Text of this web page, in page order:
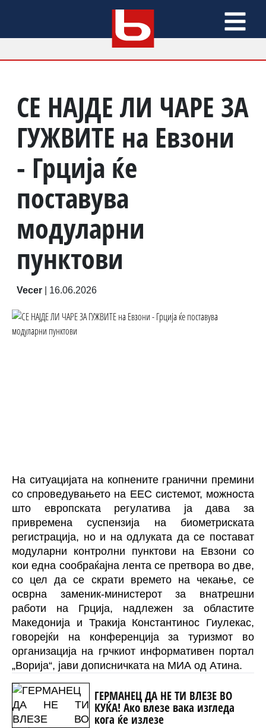
СЕ НАЈДЕ ЛИ ЧАРЕ ЗА
ГУЖВИТЕ на Евзони
- Грција ќе
поставува
модуларни
пунктови
Vecer 16.06.2026
На ситуацијата на копнените гранични премини
со спроведувањето на ЕЕС системот, можноста
што европската регулатива ја дава за
привремена суспензија на биометриската
регистрација, но и на одлуката да се постават
модуларни контролни пунктови на Евзони со
кои една сообраќајна лента се претвора во две,
со цел да се скрати времето на чекање, се
осврна заменик-министерот за внатрешни
работи на Грција, надлежен за областите
Македонија и Тракија Константинос Гиулекас,
говорејќи на конференција за туризмот во
организација на грчкиот информативен портал
„Ворија“, јави дописничката на МИА од Атина.
ГЕРМАНЕЦ ДА НЕ ТИ ВЛЕЗЕ ВО
КУЌА! Ако влезе вака изгледа
кога ќе излезе